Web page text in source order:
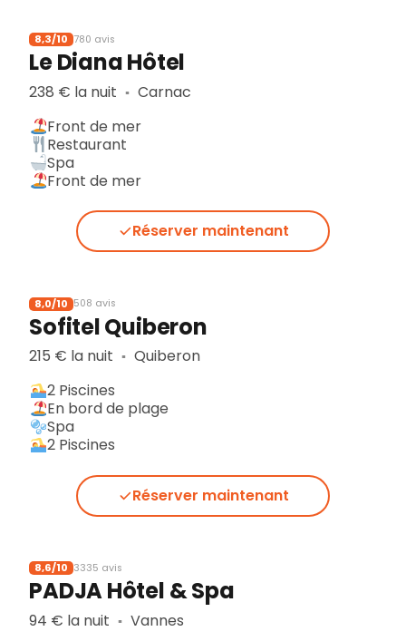
8,3/10 780 avis
Le Diana Hôtel
238 € la nuit ▪︎ Carnac
Front de mer
Restaurant
Spa
Front de mer
Réserver maintenant
8,0/10 508 avis
Sofitel Quiberon
215 € la nuit ▪︎ Quiberon
2 Piscines
En bord de plage
Spa
2 Piscines
Réserver maintenant
8,6/10 3335 avis
PADJA Hôtel & Spa
94 € la nuit ▪︎ Vannes